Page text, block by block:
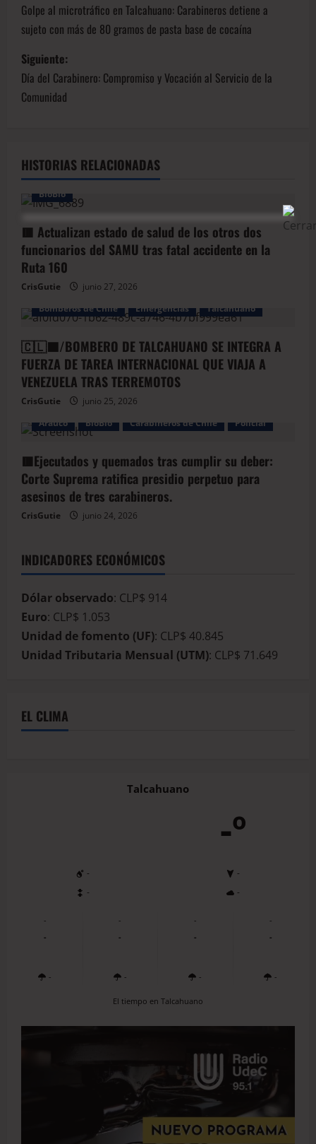
Golpe al microtráfico en Talcahuano: Carabineros detiene a
sujeto con más de 80 gramos de pasta base de cocaína
Siguiente:
Día del Carabinero: Compromiso y Vocación al Servicio de la
Comunidad
HISTORIAS RELACIONADAS
BioBio
🟥 Actualizan estado de salud de los otros dos
funcionarios del SAMU tras fatal accidente en la
Ruta 160
CrisGutie
junio 27, 2026
Bomberos de Chile
Emergencias Talcahuano
🇨🇱🟦/BOMBERO DE TALCAHUANO SE INTEGRA A
FUERZA DE TAREA INTERNACIONAL QUE VIAJA A
VENEZUELA TRAS TERREMOTOS
CrisGutie
junio 25, 2026
Arauco
BioBio Carabineros de Chile Policial
🟥Ejecutados y quemados tras cumplir su deber:
Corte Suprema ratifica presidio perpetuo para
asesinos de tres carabineros.
CrisGutie junio 24, 2026
INDICADORES ECONÓMICOS
Dólar observado: CLP$ 914
Euro: CLP$ 1.053
Unidad de fomento (UF): CLP$ 40.845
Unidad Tributaria Mensual (UTM): CLP$ 71.649
EL CLIMA
Talcahuano
-º
-
-
-
-
-
-
-
-
-
-
-
-
-
-
-
-
El tiempo en Talcahuano